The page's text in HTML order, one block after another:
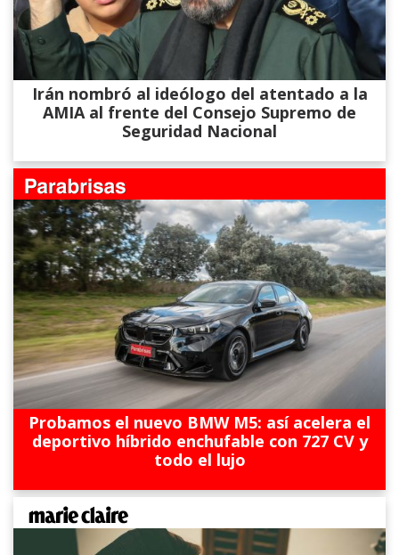
Irán nombró al ideólogo del atentado a la
AMIA al frente del Consejo Supremo de
Seguridad Nacional
Probamos el nuevo BMW M5: así acelera el
deportivo híbrido enchufable con 727 CV y
todo el lujo